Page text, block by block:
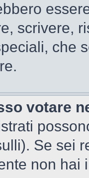
scrivere,
che
votare
Se sei
non hai